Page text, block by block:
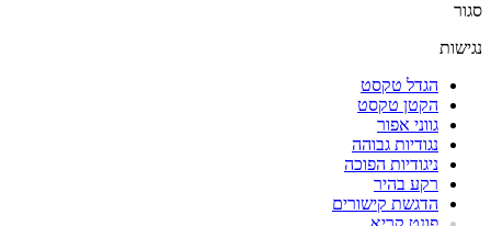
סגור
נגישות
הגדל טקסט
הקטן טקסט
גווני אפור
נגודיות גבוהה
ניגודיות הפוכה
רקע בהיר
הדגשת קישורים